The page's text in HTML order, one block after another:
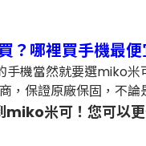
？哪裡買手機最便
手機當然就要選miko
，保證原廠保固，不
米可！您可以更